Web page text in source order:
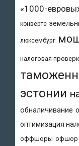
«1000-
конверте
люксембург
налоговая
эстонии
обналичивание
оптимизация
оффшоры офшор